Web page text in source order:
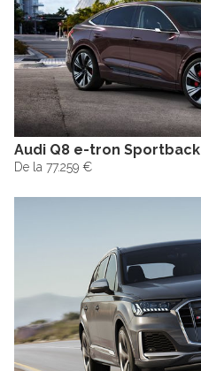
Audi Q8 e-tron Sportback
De la 77.259 €